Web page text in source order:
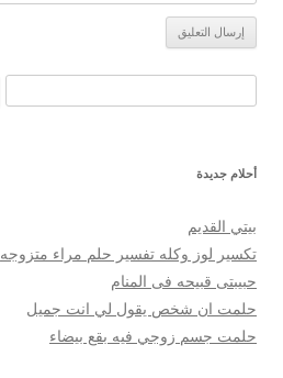
أحلام جديدة
بيتي القديم
تكسير لوز وكله تفسير حلم مراء متزوجه
حبيبتى قبيحه فى المنام
حلمت ان شخص يقول لي انت جميل
حلمت جسم زوجي فيه بقع بيضاء